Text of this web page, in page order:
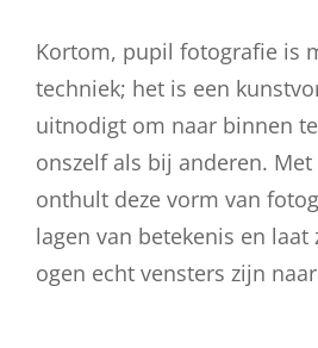
Kortom, pupil fotografie is
techniek; het is een
uitnodigt om naar binnen
onszelf als bij anderen.
onthult deze vorm van
lagen van betekenis en laat
ogen echt vensters zijn